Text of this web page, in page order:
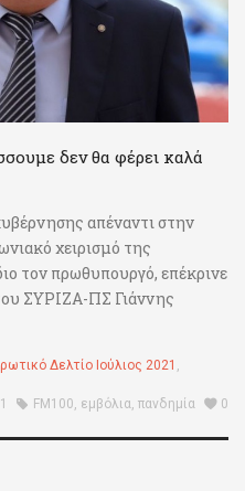
δεν θα φέρει καλά
απέναντι στην
χειρισμό της
τον πρωθυπουργό, επέκρινε
ΣΥΡΙΖΑ-ΠΣ Γιάννης
Δελτίο Ιούλιος 2021 ,
FM100, εμβόλια, πανδημία 0